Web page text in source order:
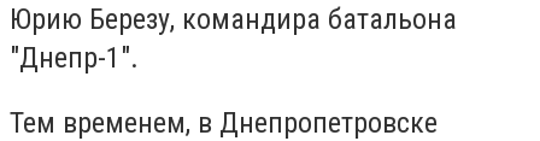
Юрию Березу, командира батальона
"Днепр-1".
Тем временем, в Днепропетровске